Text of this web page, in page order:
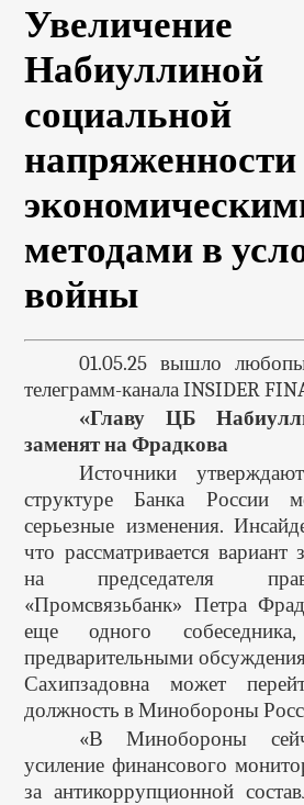
Увеличение
Набиуллиной
социальной
напряженности
методами в
войны
01.05.25 вышло
телеграмм-канала INSIDER
«Главу ЦБ
заменят на Фрадкова
Источники
структуре Банка России
серьезные изменения.
что рассматривается
на председателя
«Промсвязьбанк» Петра
еще одного
предварительными
Сахипзадовна может
должность в Минобороны
«В Минобороны
усиление финансового
за антикоррупционной